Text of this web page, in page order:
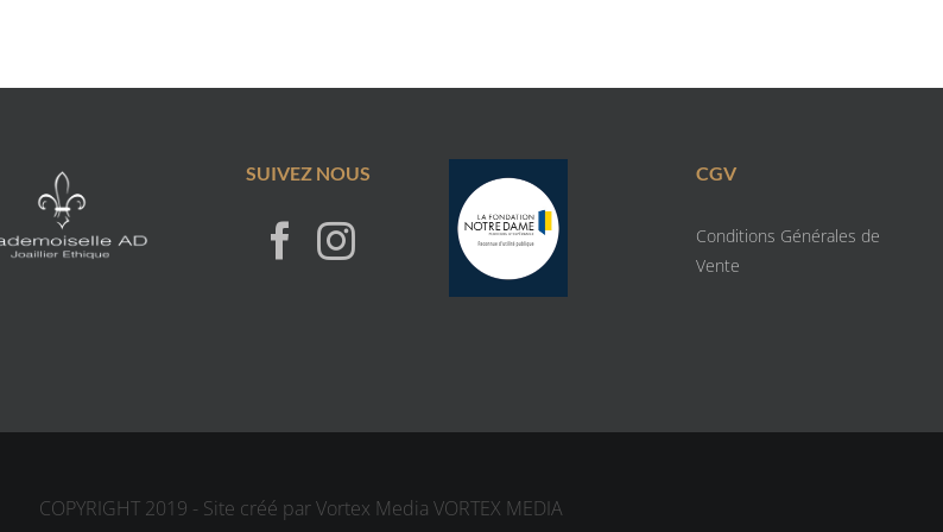
SUIVEZ NOUS CGV
Conditions Générales de
Vente
COPYRIGHT 2019 - Site créé par Vortex Media VORTEX MEDIA